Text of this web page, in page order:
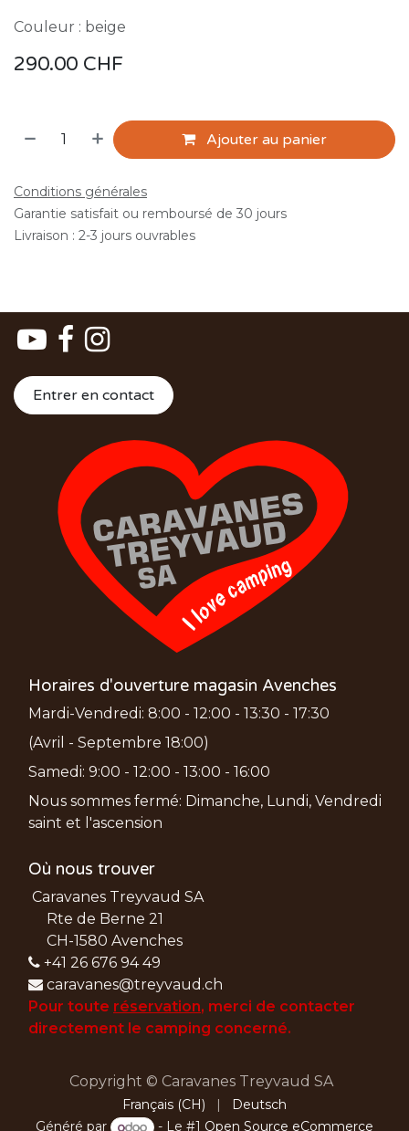
Couleur : beige
290.00 CHF
Ajouter au panier
Conditions générales
Garantie satisfait ou remboursé de 30 jours
Livraison : 2-3 jours ouvrables
Entrer en contact
Horaires d'ouverture magasin Avenches
Mardi-Vendredi: 8:00 - 12:00 - 13:30 - 17:30
(Avril - Septembre 18:00)
Samedi: 9:00 - 12:00 - 13:00 - 16:00
Nous sommes fermé: Dimanche, Lundi, Vendredi
saint et l'ascension
Où nous trouver
Caravanes Treyvaud SA
Rte de Berne 21
CH-1580 Avenches
+41 26 676 94 49
caravanes@treyvaud.ch
Pour toute réservation, merci de contacter
directement le camping concerné.
Copyright © Caravanes Treyvaud SA
Français (CH)
Deutsch
Généré par
- Le #1 Open Source eCommerce